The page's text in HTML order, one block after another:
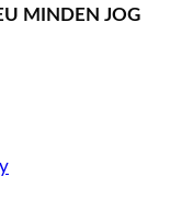
MINDEN JOG